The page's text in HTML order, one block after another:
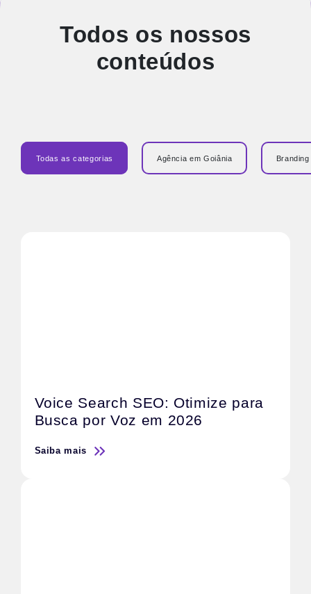
Todos os nossos
conteúdos
Todas as categorias Agência em Goiânia
Voice Search SEO: Otimize para
Busca por Voz em 2026
Saiba mais